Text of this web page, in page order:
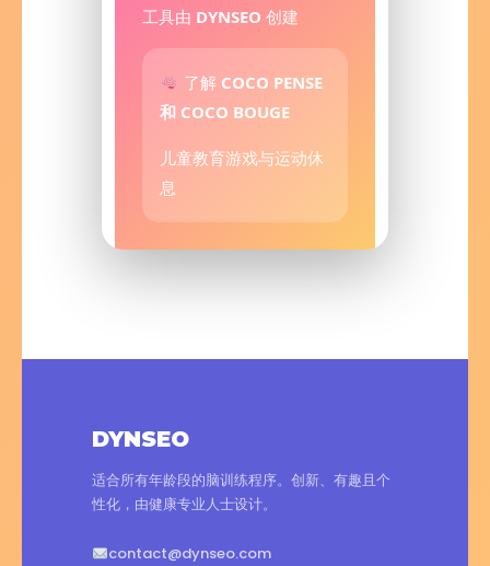
工具由 DYNSEO 创建
了解 COCO PENSE
和 COCO BOUGE
儿童教育游戏与运动休
息
DYNSEO
适合所有年龄段的脑训练程序。创新、有趣且个
性化，由健康专业人士设计。
contact@dynseo.com